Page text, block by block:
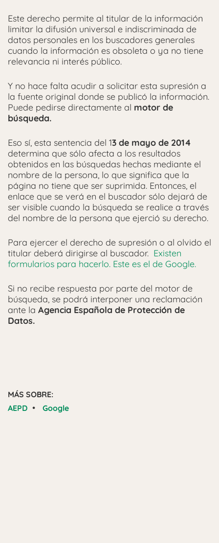
Este derecho permite al titular de la información
limitar la difusión universal e indiscriminada de
datos personales en los buscadores generales
cuando la información es obsoleta o ya no tiene
relevancia ni interés público.
Y no hace falta acudir a solicitar esta supresión a
la fuente original donde se publicó la información.
Puede pedirse directamente al motor de
búsqueda.
Eso sí, esta sentencia del 13 de mayo de 2014
determina que sólo afecta a los resultados
obtenidos en las búsquedas hechas mediante el
nombre de la persona, lo que significa que la
página no tiene que ser suprimida. Entonces, el
enlace que se verá en el buscador sólo dejará de
ser visible cuando la búsqueda se realice a través
del nombre de la persona que ejerció su derecho.
Para ejercer el derecho de supresión o al olvido el
titular deberá dirigirse al buscador. Existen
formularios para hacerlo. Este es el de Google.
Si no recibe respuesta por parte del motor de
búsqueda, se podrá interponer una reclamación
ante la Agencia Española de Protección de
Datos.
MÁS SOBRE:
AEPD • Google